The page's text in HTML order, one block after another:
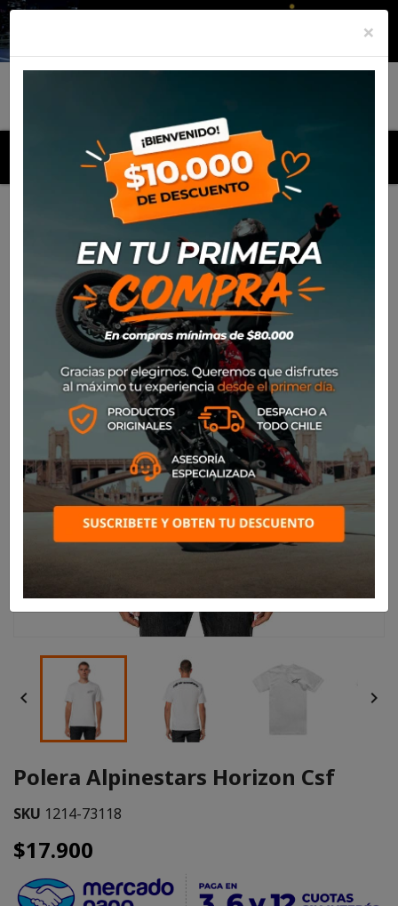
MENU
Productos Polera Alpinestars Horizon Csf
 
Polera Alpinestars Horizon Csf
SKU 1214-73118
$17.900
×